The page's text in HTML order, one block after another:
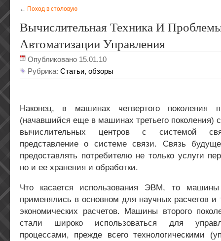
← Поход в столовую
Вычислительная Техника И
Автоматизации Управления
Опубликовано 15.01.10
Рубрика: Статьи, обзоры
Наконец, в машинах четвертого поколения
(начавшийся еще в машинах третьего
вычислительных центров с системой
представление о системе связи. Связь
предоставлять потребителю не только услуги
но и ее хранения и обработки.
Что касается использования ЭВМ, то машины
применялись в основном для научных расчетов и
экономических расчетов. Машины второго
стали широко использоваться для
процессами, прежде всего технологическими